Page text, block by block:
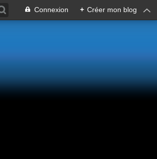
Connexion + Créer mon blog